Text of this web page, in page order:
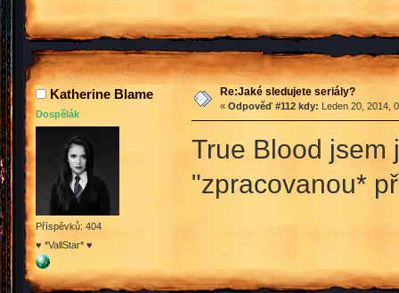
Katherine Blame
Dospělák
Příspěvků: 404
♥ *VallStar* ♥
Re:Jaké sledujete seriály?
« Odpověď #112 kdy: Leden 20, 2014,
True Blood
"zpracovanou*